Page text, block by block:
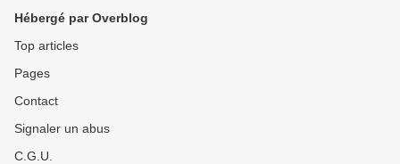
Hébergé par Overblog
Top articles
Pages
Contact
Signaler un abus
C.G.U.